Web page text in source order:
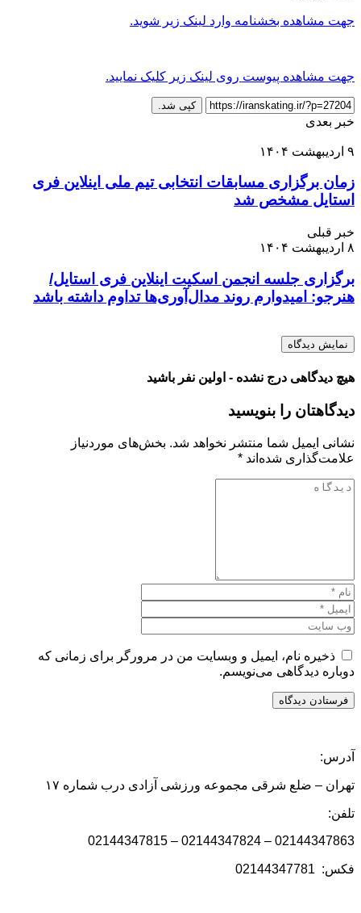
جهت مشاهده بخشنامه وارد لینک زیر شوید.
جهت مشاهده پیوست روی لینک زیر کلیک نمایید.
کپی شد.
خبر بعدی
۹ اردیبهشت ۱۴۰۴
زمان برگزاری مسابقات انتخابی تیم ملی اینلاین فری
استایل مشخص شد
خبر قبلی
۸ اردیبهشت ۱۴۰۴
برگزاری جلسه انجمن اسکیت اینلاین فری استایل/
هنرجو: امیدوارم روند مدال‌آوری‌ها تداوم داشته باشد
نمایش دیدگاه
هیچ دیدگاهی درج نشده - اولین نفر باشید
دیدگاهتان را بنویسید
نشانی ایمیل شما منتشر نخواهد شد. بخش‌های موردنیاز
علامت‌گذاری شده‌اند *
ذخیره نام، ایمیل و وبسایت من در مرورگر برای زمانی که
دوباره دیدگاهی می‌نویسم.
آدرس:
تهران – ضلع شرقی مجموعه ورزشی آزادی درب شماره ۱۷
تلفن:
02144347863 – 02144347824 – 02144347815
فکس: 02144347781